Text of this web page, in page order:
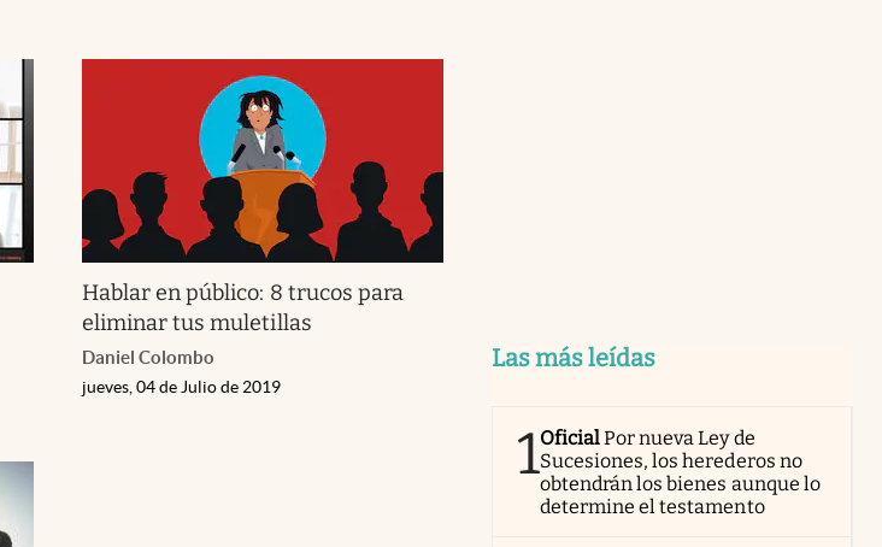
Hablar en público: 8 trucos para
eliminar tus muletillas
Daniel Colombo
jueves, 04 de Julio de 2019
Las más leídas
1OficialPor nueva Ley de
Sucesiones, los herederos no
obtendrán los bienes aunque lo
determine el testamento